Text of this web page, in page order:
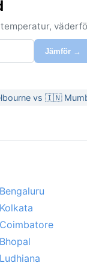
Jämför →
vs 🇮🇳
Bengaluru
Kolkata
Coimbatore
Bhopal
Ludhiana